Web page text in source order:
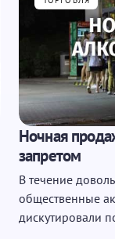
Ночная
запретом
В течение
общественные
дискутировали